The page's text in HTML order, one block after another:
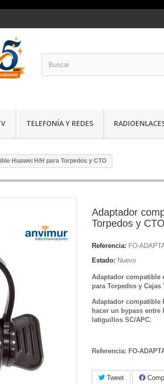
TELEFONÍA Y REDES
Huawei H/H para Torpedos y CTO
Adaptador
Torpedos y CTO
Referencia: FO-
Estado: Nuevo
Adaptador compatible
para Torpedos y Cajas
Adaptador compatible
hacer un bypass
latiguillos SC/APC.
Referencia: FO-
Tweet